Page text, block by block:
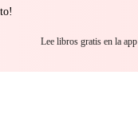
Lee libros gratis en la app